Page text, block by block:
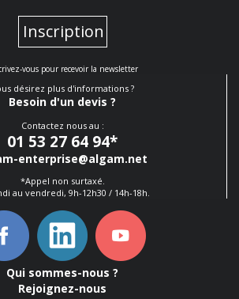
Inscription
vous pour recevoir la newsletter
désirez plus d'informations ?
Besoin d'un devis ?
Contactez nous au :
01 53 27 64 94*
enterprise@algam.net
*Appel non surtaxé.
au vendredi, 9h-12h30 / 14h-18h.
Qui sommes-nous ?
Rejoignez-nous